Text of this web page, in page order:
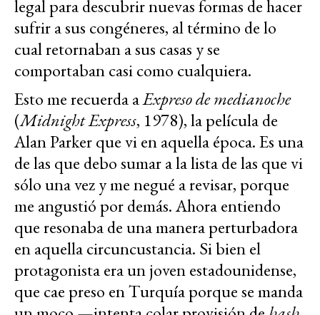
legal para descubrir nuevas formas de hacer
sufrir a sus congéneres, al término de lo
cual retornaban a sus casas y se
comportaban casi como cualquiera.
Esto me recuerda aExpreso de medianoche
(Midnight Express, 1978), la película de
Alan Parker que vi en aquella época. Es una
de las que debo sumar a la lista de las que vi
sólo una vez y me negué a revisar, porque
me angustió por demás. Ahora entiendo
que resonaba de una manera perturbadora
en aquella circuncustancia. Si bien el
protagonista era un joven estadounidense,
que cae preso en Turquía porque se manda